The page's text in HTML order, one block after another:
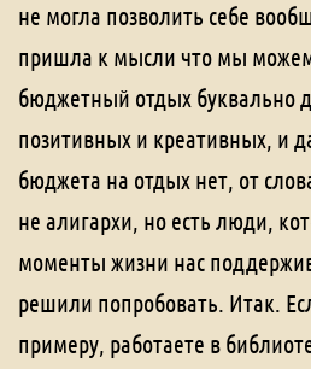
не могла позволить себе
пришла к мысли что мы
бюджетный отдых буквально
позитивных и креативных, и
бюджета на отдых нет, от
не алигархи, но есть люди,
моменты жизни нас
решили попробовать. Итак.
примеру, работаете в